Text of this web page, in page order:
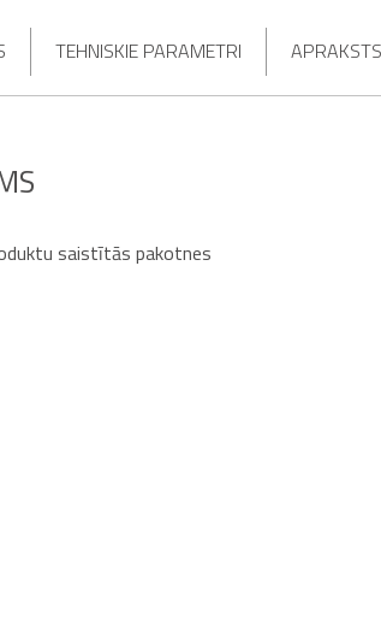
TEHNISKIE PARAMETRI APRAKSTS
saistītās pakotnes